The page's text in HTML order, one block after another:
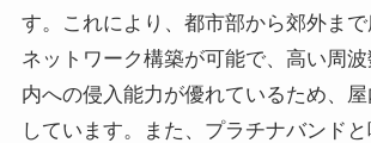
す。これにより、都市部から郊外ま
ネットワーク構築が可能で、高い周
内への侵入能力が優れているため、
しています。また、プラチナバンド